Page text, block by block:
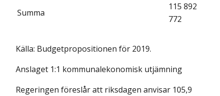
Summa
115 892
772
Källa: Budgetpropositionen för 2019.
Anslaget 1:1 kommunalekonomisk utjämning
Regeringen föreslår att riksdagen anvisar 105,9